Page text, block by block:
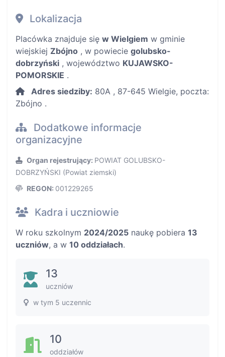
Lokalizacja
Placówka znajduje się w Wielgiem w gminie
wiejskiej Zbójno , w powiecie golubsko-
dobrzyński , województwo KUJAWSKO-
POMORSKIE .
Adres siedziby: 80A , 87-645 Wielgie, poczta:
Zbójno .
Dodatkowe informacje
organizacyjne
Organ rejestrujący: POWIAT GOLUBSKO-
DOBRZYŃSKI (Powiat ziemski)
REGON: 001229265
Kadra i uczniowie
W roku szkolnym 2024/2025 naukę pobiera 13
uczniów, a w 10 oddziałach.
13
uczniów
w tym 5 uczennic
10
oddziałów